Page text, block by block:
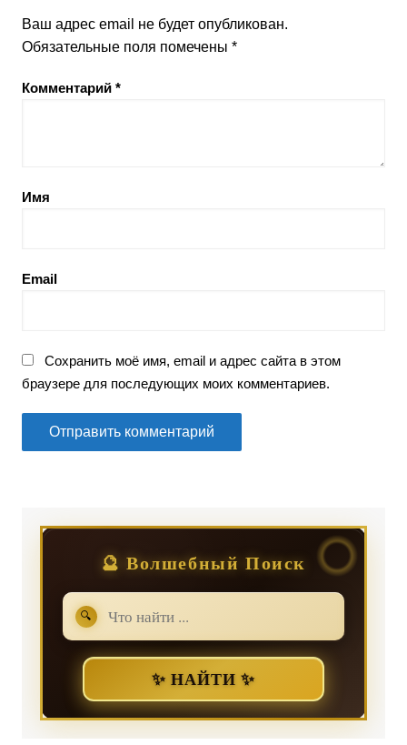
Ваш адрес email не будет опубликован.
Обязательные поля помечены *
Комментарий *
Имя
Email
Сохранить моё имя, email и адрес сайта в этом
браузере для последующих моих комментариев.
🔮 Волшебный Поиск
🔍
✨ НАЙТИ ✨